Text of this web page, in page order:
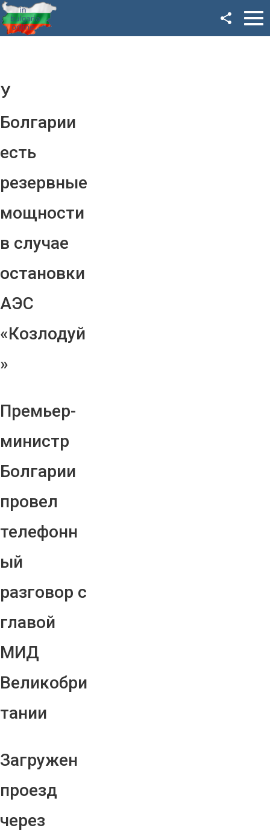
У
Болгарии
есть
резервные
мощности
в случае
остановки
АЭС
«Козлодуй
»
Премьер-
министр
Болгарии
провел
телефонн
ый
разговор с
главой
МИД
Великобри
тании
Загружен
проезд
через